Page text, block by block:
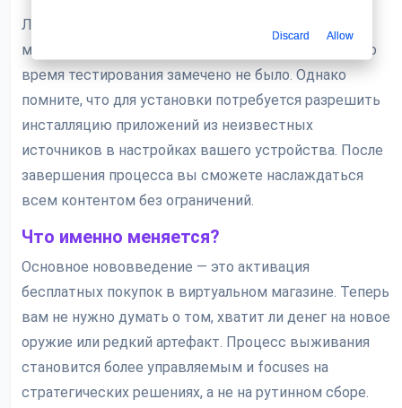
Лично я оценил, насколько стабильно работает эта
модификация. Никаких вылетов или конфликтов во
время тестирования замечено не было. Однако
помните, что для установки потребуется разрешить
инсталляцию приложений из неизвестных
источников в настройках вашего устройства. После
завершения процесса вы сможете наслаждаться
всем контентом без ограничений.
Что именно меняется?
Основное нововведение — это активация
бесплатных покупок в виртуальном магазине. Теперь
вам не нужно думать о том, хватит ли денег на новое
оружие или редкий артефакт. Процесс выживания
становится более управляемым и focuses на
стратегических решениях, а не на рутинном сборе.
Discard Allow